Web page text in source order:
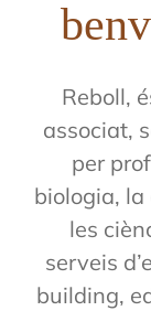
Reboll,
associat,
per
biologia, la
les
serveis
building,